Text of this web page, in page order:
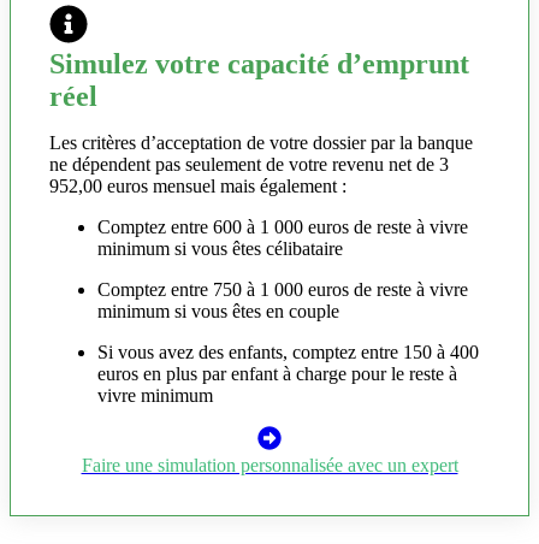
Simulez votre capacité d’emprunt
réel
Les critères d’acceptation de votre dossier par la banque
ne dépendent pas seulement de votre revenu net de 3
952,00 euros mensuel mais également :
Comptez entre 600 à 1 000 euros de reste à vivre
minimum si vous êtes célibataire
Comptez entre 750 à 1 000 euros de reste à vivre
minimum si vous êtes en couple
Si vous avez des enfants, comptez entre 150 à 400
euros en plus par enfant à charge pour le reste à
vivre minimum
Faire une simulation personnalisée avec un expert